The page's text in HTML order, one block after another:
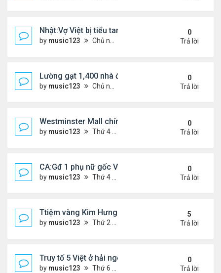
Nhật:Vợ Việt bị tiểu tam sát hại thê thảm
by music123 Chủ nhật Tháng 11 02, 2025 6:36 pm
0
Trả lời
Lường gạt 1,400 nhà đầu tư, 2 ông bà gốc Việt ở
by music123 Chủ nhật Tháng 11 02, 2025 6:27 pm
0
Trả lời
Westminster Mall chính thức đóng cửa
by music123 Thứ 4 Tháng 10 22, 2025 6:55 pm
0
Trả lời
CA:Gđ 1 phụ nữ gốc Việt tử vong tại nhà riêng
by music123 Thứ 4 Tháng 10 22, 2025 5:05 pm
0
Trả lời
Ttiệm vàng Kim Hưng phẫn uất sau vụ cướp
by music123 Thứ 2 Tháng 9 08, 2025 11:54 am
5
Trả lời
Truy tố 5 Việt ở hải ngoại chống chính quyền nhân
by music123 Thứ 6 Tháng 10 03, 2025 6:23 pm
0
Trả lời